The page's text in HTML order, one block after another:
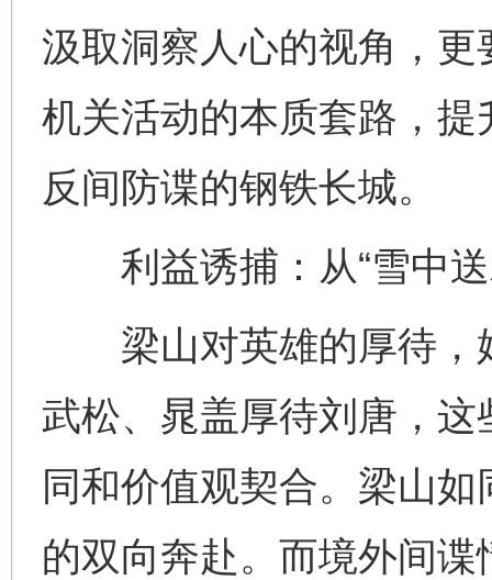
汲取洞察人心的视角，
机关活动的本质套路，
反间防谍的钢铁长城。
利益诱捕：从“雪中送
梁山对英雄的厚待，
武松、晁盖厚待刘唐，
同和价值观契合。梁山
的双向奔赴。而境外间